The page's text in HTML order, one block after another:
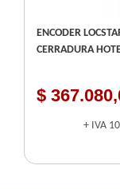
ENCODER
CERRADURA HOTEL - LOC-MF-ENCODER-D101 -
$
+ IVA